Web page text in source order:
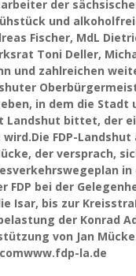
der
und
Fischer, MdL
Toni Deller,
und zahlreichen
in dem die
bittet, der
FDP-
der versprach,
bei der
Isar, bis zur
der Konrad
von Jan
la.de